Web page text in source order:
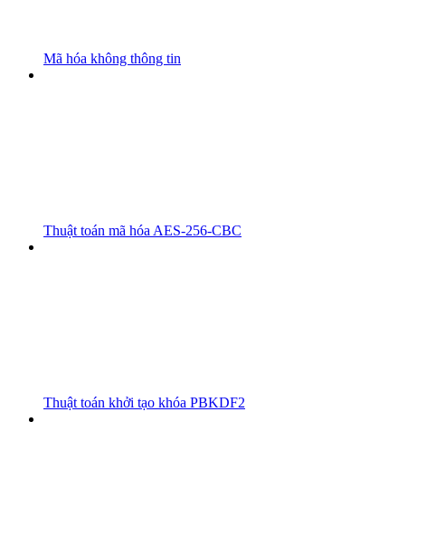
Mã hóa không thông tin
Thuật toán mã hóa AES-256-CBC
Thuật toán khởi tạo khóa PBKDF2